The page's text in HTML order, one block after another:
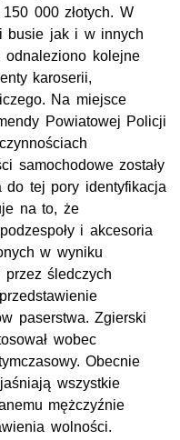
000 złotych. W
busie jak i w innych
odnaleziono kolejne
karoserii,
Na miejsce
Powiatowej Policji
samochodowe zostały
do tej pory identyfikacja
na to, że
i akcesoria
w wyniku
przez śledczych
paserstwa. Zgierski
wobec
Obecnie
wszystkie
mężczyźnie
wolności.